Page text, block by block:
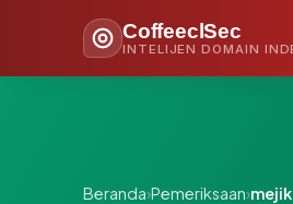
CoffeeclSec
INTELIJEN DOMAIN
Beranda›Pemeriksaan›